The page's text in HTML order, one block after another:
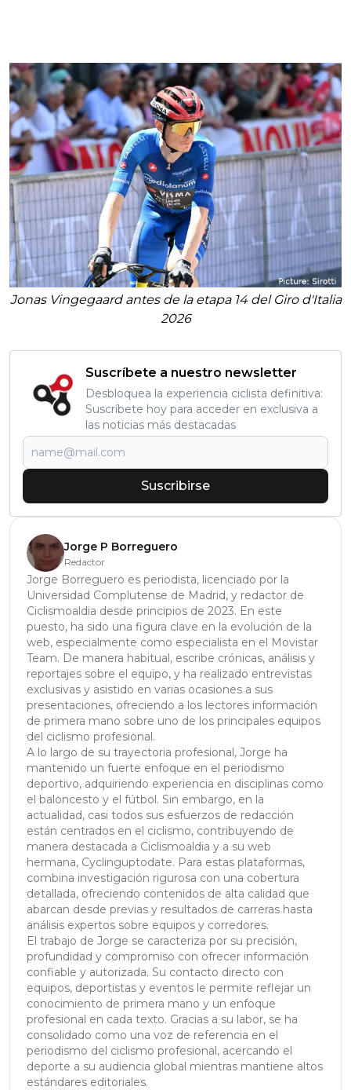
Jonas Vingegaard antes de la etapa 14 del Giro d'Italia
2026
Suscríbete a nuestro newsletter
Desbloquea la experiencia ciclista definitiva:
Suscríbete hoy para acceder en exclusiva a
las noticias más destacadas
Suscribirse
Jorge P Borreguero
Redactor
Jorge Borreguero es periodista, licenciado por la
Universidad Complutense de Madrid, y redactor de
Ciclismoaldia desde principios de 2023. En este
puesto, ha sido una figura clave en la evolución de la
web, especialmente como especialista en el Movistar
Team. De manera habitual, escribe crónicas, análisis y
reportajes sobre el equipo, y ha realizado entrevistas
exclusivas y asistido en varias ocasiones a sus
presentaciones, ofreciendo a los lectores información
de primera mano sobre uno de los principales equipos
del ciclismo profesional.
A lo largo de su trayectoria profesional, Jorge ha
mantenido un fuerte enfoque en el periodismo
deportivo, adquiriendo experiencia en disciplinas como
el baloncesto y el fútbol. Sin embargo, en la
actualidad, casi todos sus esfuerzos de redacción
están centrados en el ciclismo, contribuyendo de
manera destacada a Ciclismoaldia y a su web
hermana, Cyclinguptodate. Para estas plataformas,
combina investigación rigurosa con una cobertura
detallada, ofreciendo contenidos de alta calidad que
abarcan desde previas y resultados de carreras hasta
análisis expertos sobre equipos y corredores.
El trabajo de Jorge se caracteriza por su precisión,
profundidad y compromiso con ofrecer información
confiable y autorizada. Su contacto directo con
equipos, deportistas y eventos le permite reflejar un
conocimiento de primera mano y un enfoque
profesional en cada texto. Gracias a su labor, se ha
consolidado como una voz de referencia en el
periodismo del ciclismo profesional, acercando el
deporte a su audiencia global mientras mantiene altos
estándares editoriales.